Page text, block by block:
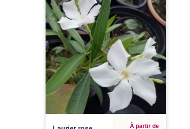
À partir de